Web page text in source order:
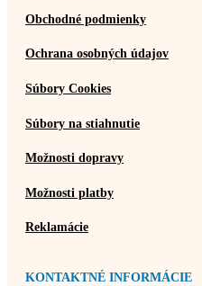
Obchodné podmienky
Ochrana osobných údajov
Súbory Cookies
Súbory na stiahnutie
Možnosti dopravy
Možnosti platby
Reklamácie
KONTAKTNÉ INFORMÁCIE